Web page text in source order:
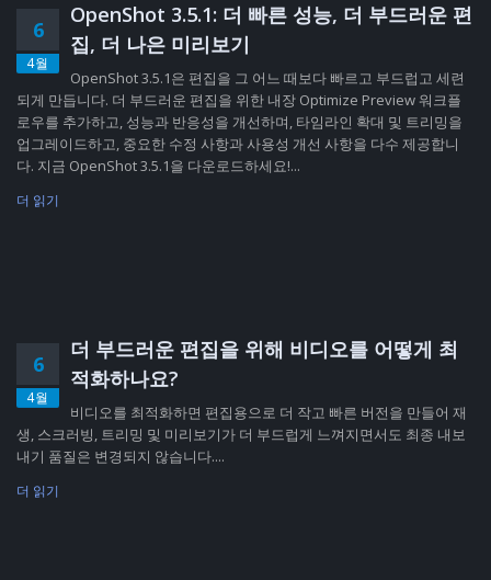
6
4월
OpenShot 3.5.1: 더 빠른 성능, 더 부드러운 편
집, 더 나은 미리보기
OpenShot 3.5.1은 편집을 그 어느 때보다 빠르고 부드럽고 세련
되게 만듭니다. 더 부드러운 편집을 위한 내장 Optimize Preview 워크플
로우를 추가하고, 성능과 반응성을 개선하며, 타임라인 확대 및 트리밍을
업그레이드하고, 중요한 수정 사항과 사용성 개선 사항을 다수 제공합니
다. 지금 OpenShot 3.5.1을 다운로드하세요!...
더 읽기
6
4월
더 부드러운 편집을 위해 비디오를 어떻게 최
적화하나요?
비디오를 최적화하면 편집용으로 더 작고 빠른 버전을 만들어 재
생, 스크러빙, 트리밍 및 미리보기가 더 부드럽게 느껴지면서도 최종 내보
내기 품질은 변경되지 않습니다....
더 읽기